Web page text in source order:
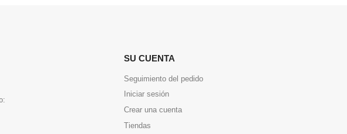
SU CUENTA
Seguimiento del pedido
Iniciar sesión
Crear una cuenta
Tiendas